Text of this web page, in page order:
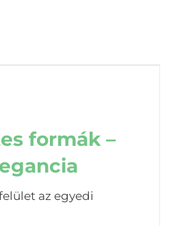
formák –
az egyedi